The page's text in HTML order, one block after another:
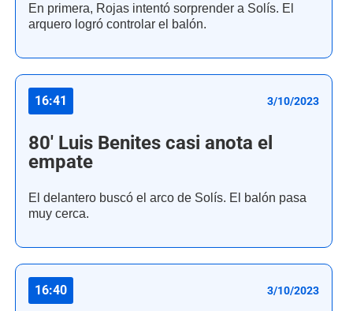
En primera, Rojas intentó sorprender a Solís. El
arquero logró controlar el balón.
16:41 3/10/2023
80' Luis Benites casi anota el
empate
El delantero buscó el arco de Solís. El balón pasa
muy cerca.
16:40 3/10/2023